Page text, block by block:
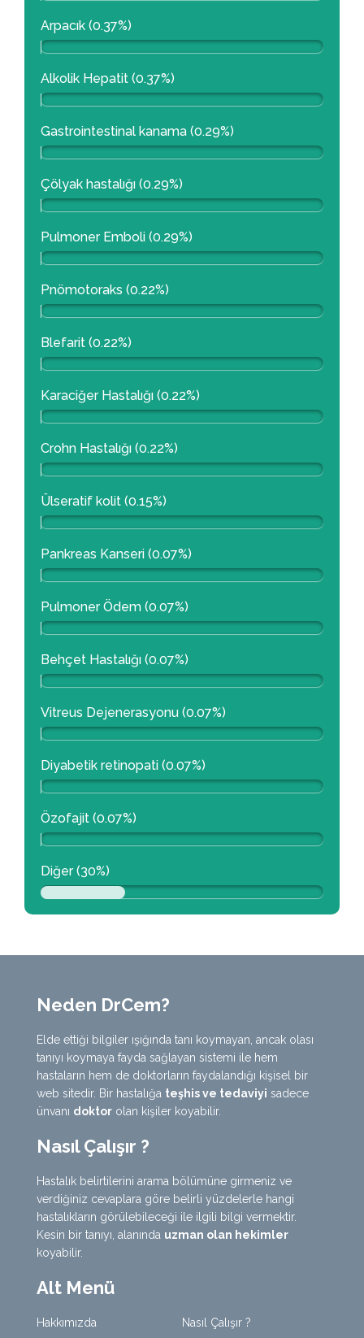
Arpacık (0.37%)
Alkolik Hepatit (0.37%)
Gastrointestinal kanama (0.29%)
Çölyak hastalığı (0.29%)
Pulmoner Emboli (0.29%)
Pnömotoraks (0.22%)
Blefarit (0.22%)
Karaciğer Hastalığı (0.22%)
Crohn Hastalığı (0.22%)
Ülseratif kolit (0.15%)
Pankreas Kanseri (0.07%)
Pulmoner Ödem (0.07%)
Behçet Hastalığı (0.07%)
Vitreus Dejenerasyonu (0.07%)
Diyabetik retinopati (0.07%)
Özofajit (0.07%)
Diğer (30%)
Neden DrCem?
Elde ettiği bilgiler ışığında tanı koymayan, ancak olası
tanıyı koymaya fayda sağlayan sistemi ile hem
hastaların hem de doktorların faydalandığı kişisel bir
web sitedir. Bir hastalığa teşhis ve tedaviyi sadece
ünvanı doktor olan kişiler koyabilir.
Nasıl Çalışır ?
Hastalık belirtilerini arama bölümüne girmeniz ve
verdiğiniz cevaplara göre belirli yüzdelerle hangi
hastalıkların görülebileceği ile ilgili bilgi vermektir.
Kesin bir tanıyı, alanında uzman olan hekimler
koyabilir.
Alt Menü
Hakkımızda Nasıl Çalışır ?